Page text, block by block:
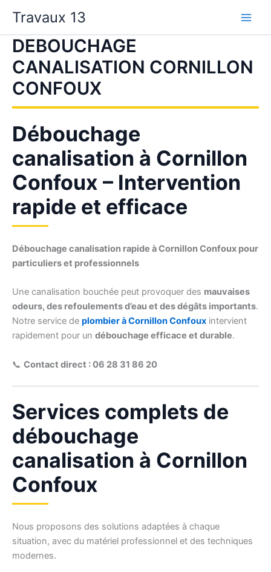
contenu
Travaux 13
DEBOUCHAGE
CANALISATION CORNILLON
CONFOUX
Débouchage
canalisation à Cornillon
Confoux – Intervention
rapide et efficace
Débouchage canalisation rapide à Cornillon Confoux pour
particuliers et professionnels
Une canalisation bouchée peut provoquer des mauvaises
odeurs, des refoulements d’eau et des dégâts importants.
Notre service de plombier à Cornillon Confoux intervient
rapidement pour un débouchage efficace et durable.
📞 Contact direct : 06 28 31 86 20
Services complets de
débouchage
canalisation à Cornillon
Confoux
Nous proposons des solutions adaptées à chaque
situation, avec du matériel professionnel et des techniques
modernes.